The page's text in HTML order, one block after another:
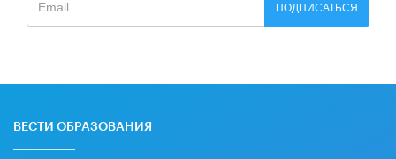
ПОДПИСАТЬСЯ
ВЕСТИ ОБРАЗОВАНИЯ